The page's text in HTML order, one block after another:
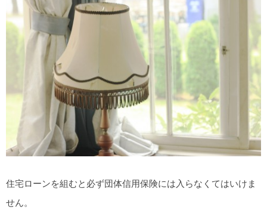
住宅ローンを組むと必ず団体信用保険には入らなくてはいけま
せん。